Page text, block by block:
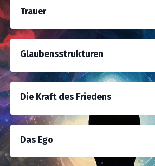
Trauer
Glaubensstrukturen
Die Kraft des Friedens
Das Ego